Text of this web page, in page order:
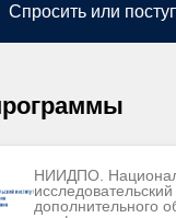
Спросить или
НИИДПО.
исследовательский
дополнительного